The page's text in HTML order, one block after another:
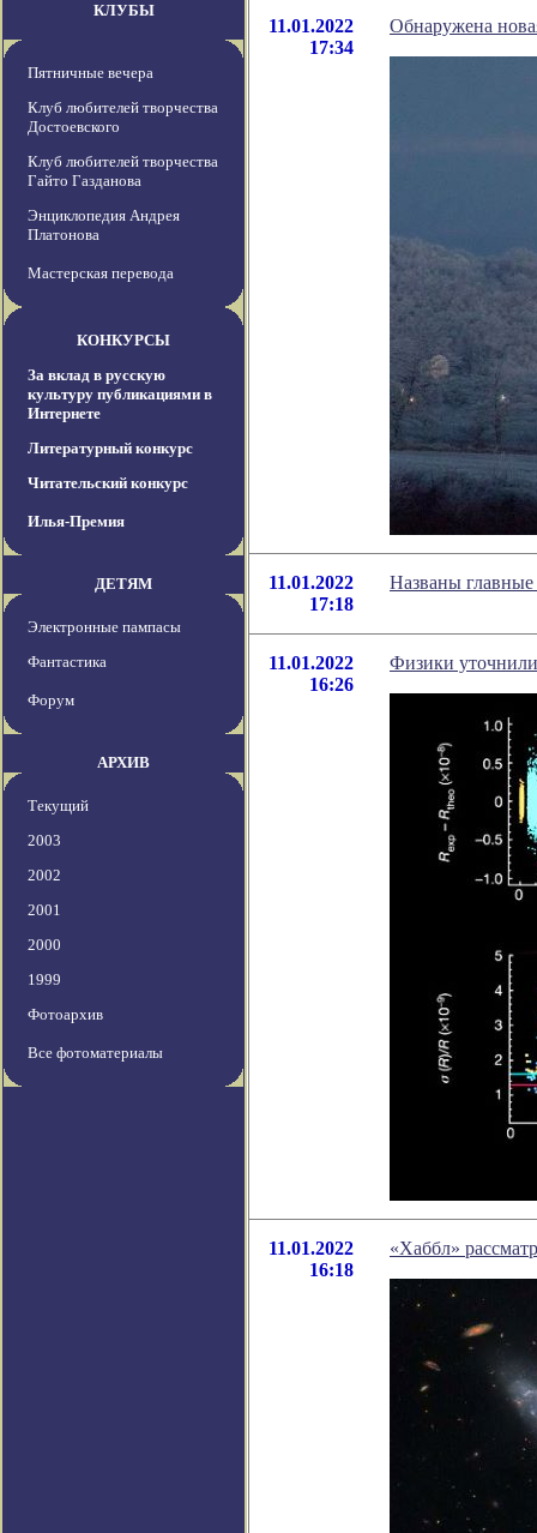
КЛУБЫ
Пятничные вечера
Клуб любителей творчества
Достоевского
Клуб любителей творчества
Гайто Газданова
Энциклопедия Андрея
Платонова
Мастерская перевода
КОНКУРСЫ
За вклад в русскую
культуру публикациями в
Интернете
Литературный конкурс
Читательский конкурс
Илья-Премия
ДЕТЯМ
Электронные пампасы
Фантастика
Форум
АРХИВ
Текущий
2003
2002
2001
2000
1999
Фотоархив
Все фотоматериалы
11.01.2022
17:34
Обнаружена
11.01.2022
17:18
Названы главные
11.01.2022
16:26
Физики
11.01.2022
16:18
«Хаббл»